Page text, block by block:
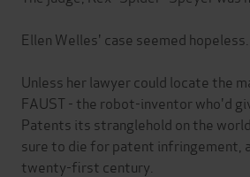
Ellen Welles' case seemed hopeless.
Unless her lawyer could locate the
FAUST - the robot-inventor who'd
Patents its stranglehold on the
sure to die for patent infringement,
twenty-first century.